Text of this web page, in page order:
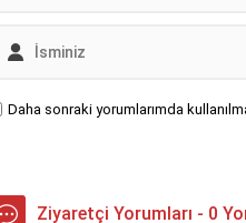
Daha sonraki yorumlarımda
Ziyaretçi Yorumları - 0